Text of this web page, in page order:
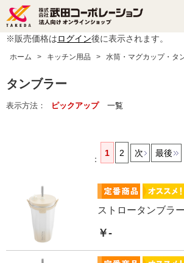
※販売価格はログイン後に表示されます。
ホーム > キッチン用品 > 水筒・マグカップ・タ
タンブラー
表示方法： ピックアップ 一覧
：
1 2 次 最後
￥-